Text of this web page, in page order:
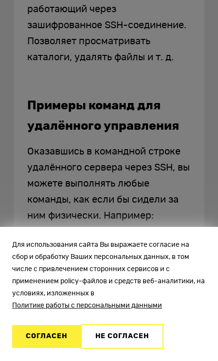
работающий через
зашифрованное SSH-соединение.
Позволяет просматривать
каталоги, удалять файлы и т. д.
Примеры команд для
удалённого управления
Оказавшись в командной строке
удалённого сервера через SSH, вы
можете выполнять любые
команды, как если бы сидели за
ним физически. Например:
ls -la— просмотреть
содержимое текущего
каталога.
df -h— проверить
sudo systemctl restart
Для использования сайта Вы выражаете согласие на
сбор и обработку Ваших персональных данных, в том
числе с привлечением сторонних сервисов и с
применением policy-файлов и средств веб-аналитики, на
условиях, изложенных в
Политике работы с персональными данными
СОГЛАСЕН НЕ СОГЛАСЕН